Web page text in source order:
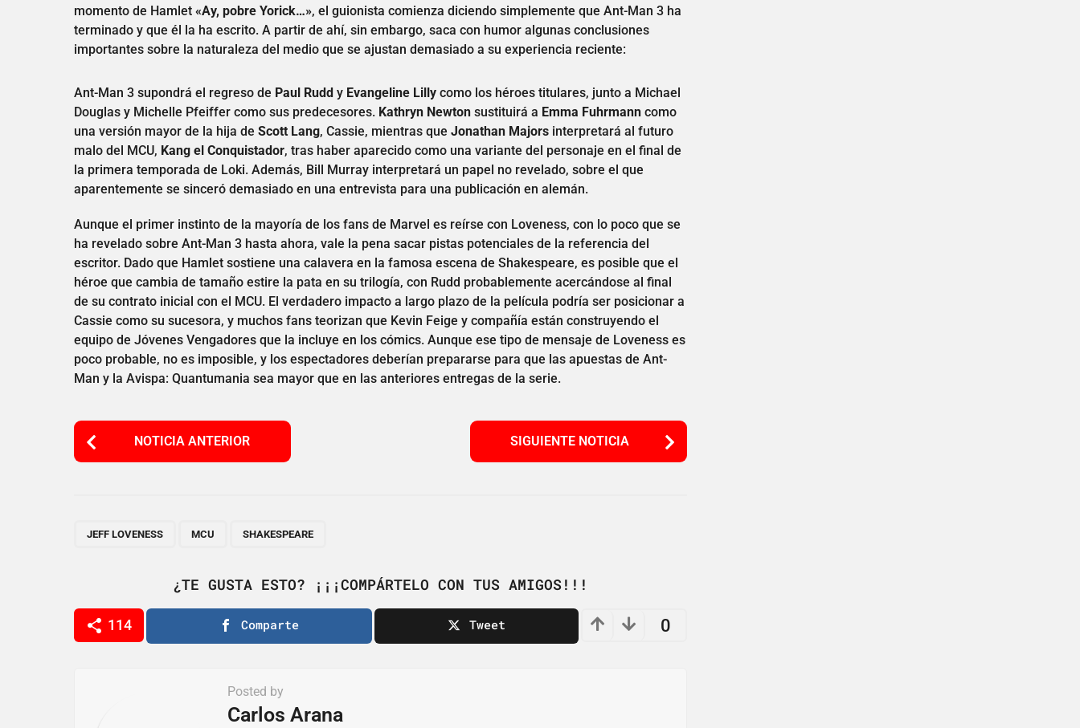
momento de Hamlet «Ay, pobre Yorick…», el guionista comienza diciendo simplemente que Ant-Man 3 ha
terminado y que él la ha escrito. A partir de ahí, sin embargo, saca con humor algunas conclusiones
importantes sobre la naturaleza del medio que se ajustan demasiado a su experiencia reciente:
Ant-Man 3 supondrá el regreso de Paul Rudd y Evangeline Lilly como los héroes titulares, junto a Michael
Douglas y Michelle Pfeiffer como sus predecesores. Kathryn Newton sustituirá a Emma Fuhrmann como
una versión mayor de la hija de Scott Lang, Cassie, mientras que Jonathan Majors interpretará al futuro
malo del MCU, Kang el Conquistador, tras haber aparecido como una variante del personaje en el final de
la primera temporada de Loki. Además, Bill Murray interpretará un papel no revelado, sobre el que
aparentemente se sinceró demasiado en una entrevista para una publicación en alemán.
Aunque el primer instinto de la mayoría de los fans de Marvel es reírse con Loveness, con lo poco que se
ha revelado sobre Ant-Man 3 hasta ahora, vale la pena sacar pistas potenciales de la referencia del
escritor. Dado que Hamlet sostiene una calavera en la famosa escena de Shakespeare, es posible que el
héroe que cambia de tamaño estire la pata en su trilogía, con Rudd probablemente acercándose al final
de su contrato inicial con el MCU. El verdadero impacto a largo plazo de la película podría ser posicionar a
Cassie como su sucesora, y muchos fans teorizan que Kevin Feige y compañía están construyendo el
equipo de Jóvenes Vengadores que la incluye en los cómics. Aunque ese tipo de mensaje de Loveness es
poco probable, no es imposible, y los espectadores deberían prepararse para que las apuestas de Ant-
Man y la Avispa: Quantumania sea mayor que en las anteriores entregas de la serie.
P
o
P
i
n
NOTICIA ANTERIOR SIGUIENTE NOTICIA
JEFF LOVENESS MCU SHAKESPEARE
¿TE GUSTA ESTO? ¡¡¡COMPÁRTELO CON TUS AMIGOS!!!
114 0
Comparte Tweet
Posted by
Carlos Arana